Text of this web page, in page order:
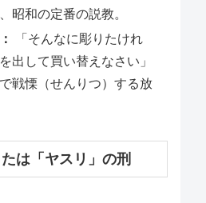
昭和の定番の説教。
「そんなに彫りたけれ
出して買い替えなさい」
戦慄（せんりつ）する放
は「ヤスリ」の刑